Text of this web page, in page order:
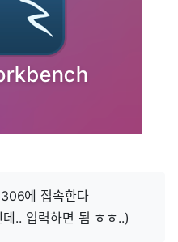
에 접속한다
.. 입력하면 됨 ㅎㅎ..)